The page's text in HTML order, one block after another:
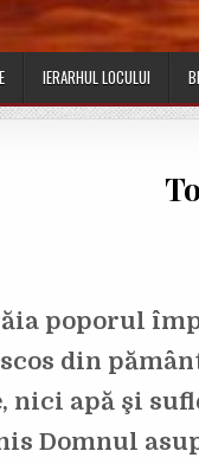
IERARHUL LOCULUI
poporul
din
nici apă şi
Domnul